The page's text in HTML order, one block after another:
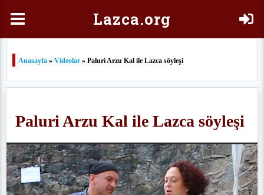
Lazca.org
Anasayfa » Videolar » Paluri Arzu Kal ile Lazca söyleşi
Paluri Arzu Kal ile Lazca söyleşi